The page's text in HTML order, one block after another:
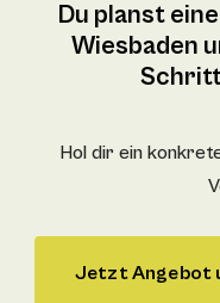
Du planst
Wiesbaden
Hol dir ein
Jetzt Angebot